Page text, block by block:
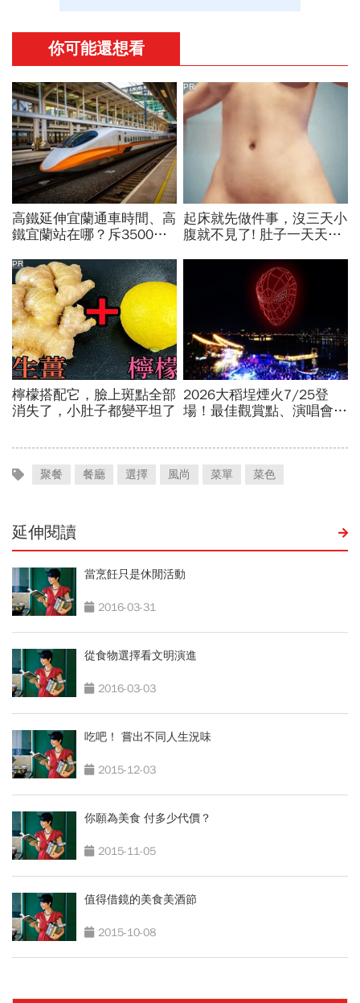
聚餐 餐廳 選擇 風尚 菜單 菜色
延伸閱讀
當烹飪只是休閒活動
2016-03-31
從食物選擇看文明演進
2016-03-03
吃吧！ 嘗出不同人生況味
2015-12-03
你願為美食 付多少代價？
2015-11-05
值得借鏡的美食美酒節
2015-10-08